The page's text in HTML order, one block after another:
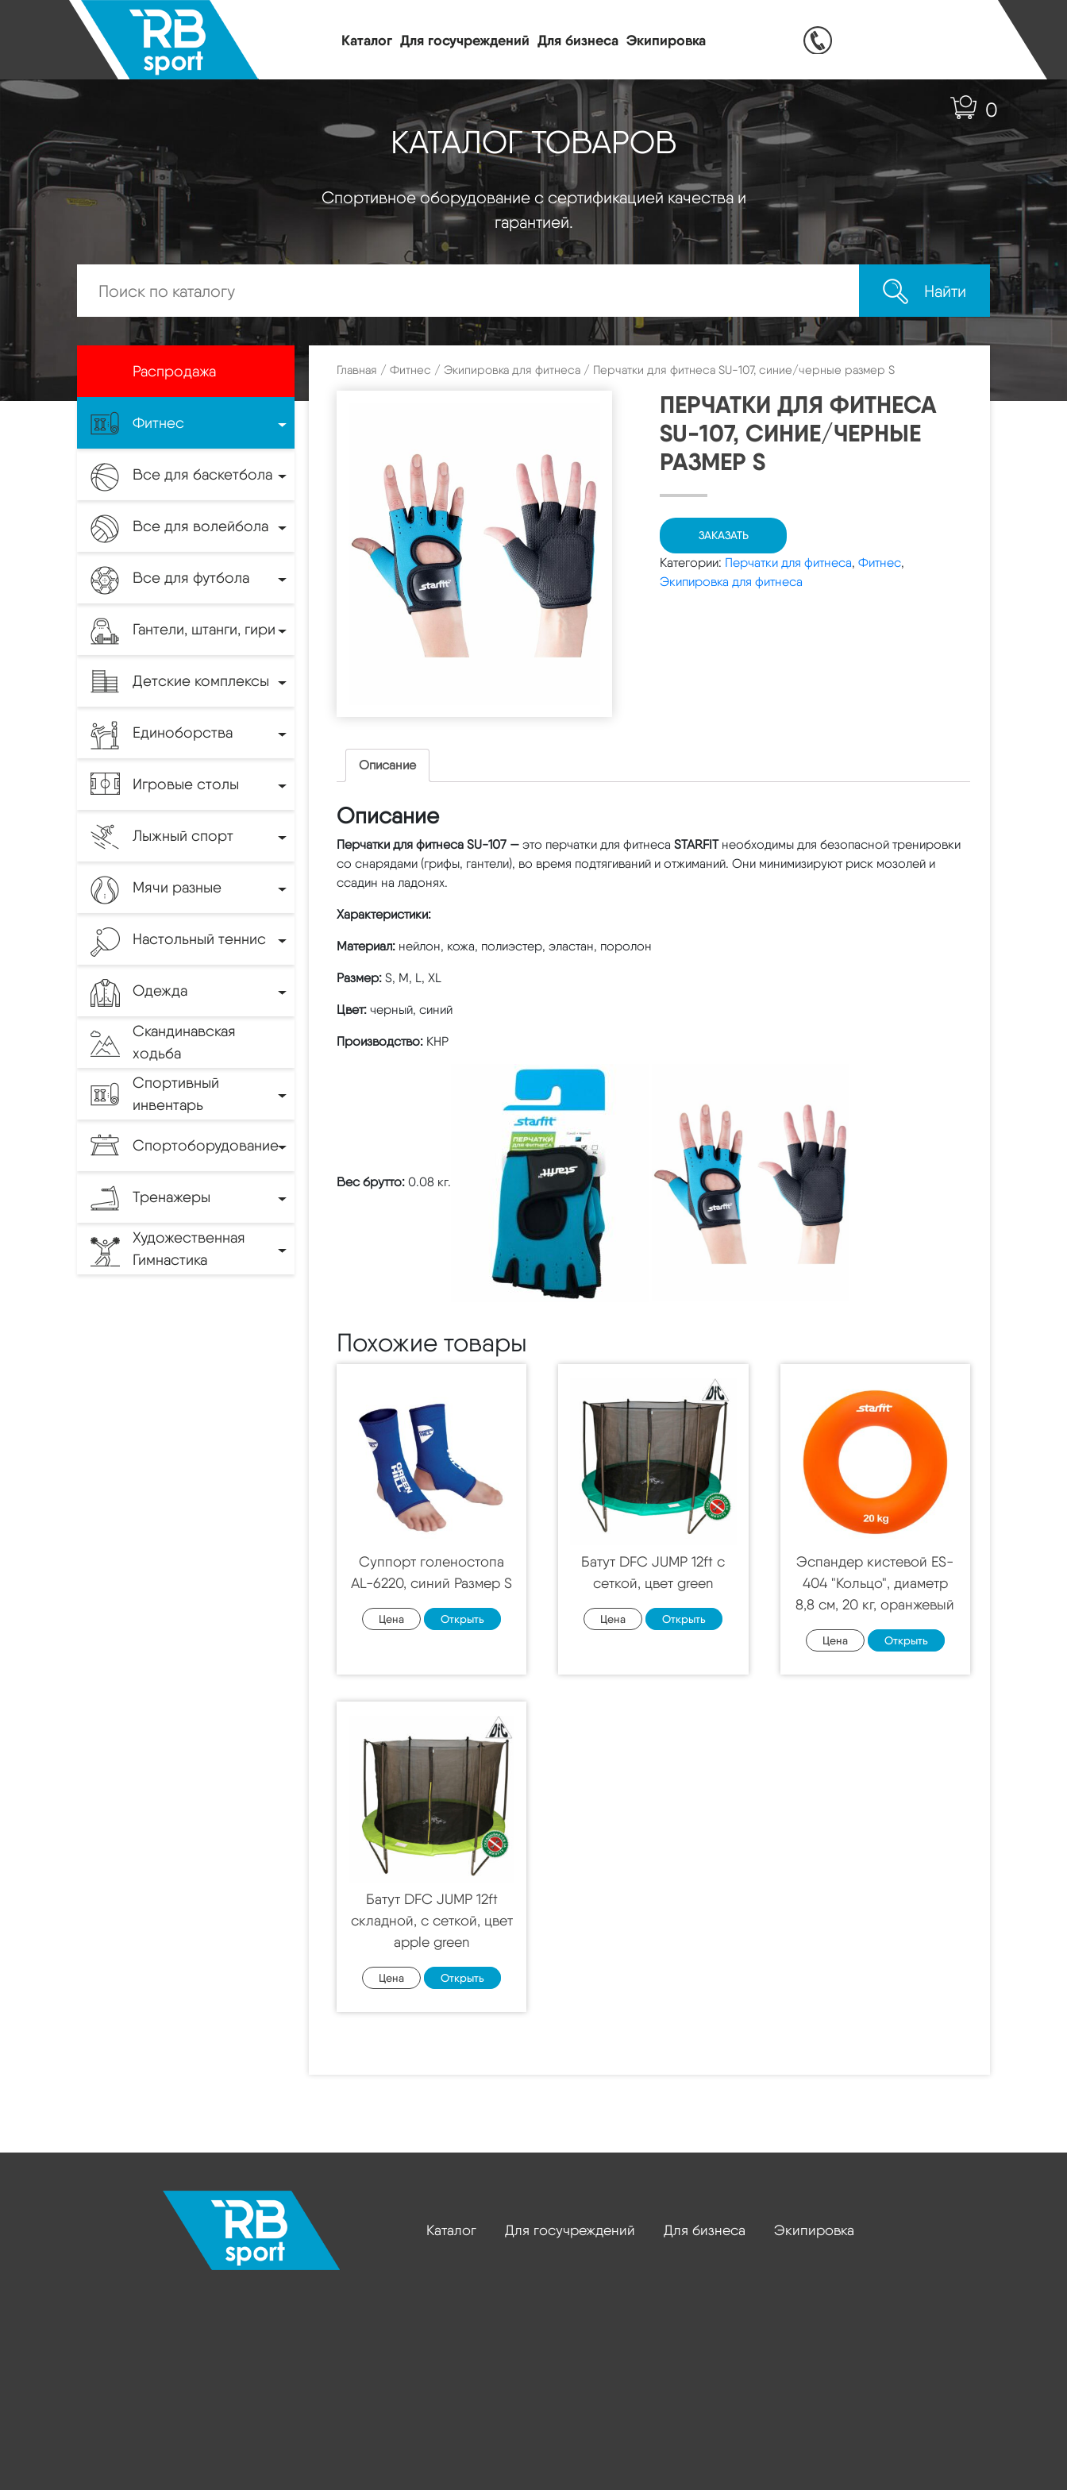
Каталог Для госучреждений Для бизнеса Экипировка
0
КАТАЛОГ ТОВАРОВ
Спортивное оборудование с сертификацией качества и
гарантией.
Найти
Распродажа
Фитнес
Все для баскетбола
Все для волейбола
Все для футбола
Гантели, штанги, гири
Детские комплексы
Единоборства
Игровые столы
Лыжный спорт
Мячи разные
Настольный теннис
Одежда
Скандинавская
ходьба
Спортивный
инвентарь
Спортоборудование
Тренажеры
Художественная
Гимнастика
Главная / Фитнес / Экипировка для фитнеса / Перчатки для фитнеса SU-107, синие/черные размер S
ПЕРЧАТКИ ДЛЯ ФИТНЕСА
SU-107, СИНИЕ/ЧЕРНЫЕ
РАЗМЕР S
ЗАКАЗАТЬ
Категории: Перчатки для фитнеса, Фитнес,
Экипировка для фитнеса
Описание
Описание
Перчатки для фитнеса SU-107 — это перчатки для фитнеса STARFIT необходимы для безопасной тренировки
со снарядами (грифы, гантели), во время подтягиваний и отжиманий. Они минимизируют риск мозолей и
ссадин на ладонях.
Характеристики:
Материал: нейлон, кожа, полиэстер, эластан, поролон
Размер: S, M, L, XL
Цвет: черный, синий
Производство: КНР
Вес брутто: 0.08 кг.
Похожие товары
Суппорт голеностопа
AL-6220, синий Размер S
Цена Открыть
Батут DFC JUMP 12ft c
сеткой, цвет green
Цена Открыть
Эспандер кистевой ES-
404 "Кольцо", диаметр
8,8 см, 20 кг, оранжевый
Цена Открыть
Батут DFC JUMP 12ft
складной, c сеткой, цвет
apple green
Цена Открыть
Каталог Для госучреждений Для бизнеса Экипировка